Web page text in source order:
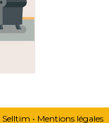
Selltim • Mentions légales